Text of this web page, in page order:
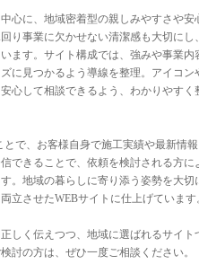
心に、地域密着型の親しみやすさや安
り事業に欠かせない清潔感も大切にし
ます。サイト構成では、強みや事業内
に見つかるよう導線を整理。アイコン
心して相談できるよう、わかりやすく
とで、お客様自身で施工実績や最新情
できることで、依頼を検討される方に
。地域の暮らしに寄り添う姿勢を大切
立させたWEBサイトに仕上げています
しく伝えつつ、地域に選ばれるサイト
討の方は、ぜひ一度ご相談ください。